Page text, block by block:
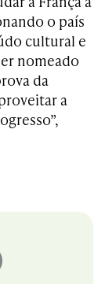
o país
cultural e
nomeado
da
a